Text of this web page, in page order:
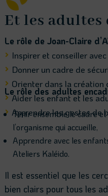
Et les adultes
Le rôle de Joan-Claire
 Inspirer et conseiller
 Donner un cadre de
 Orienter dans la création
 Aider les enfant et les
 Apprendre les gestes de
Le rôle des adultes
Tenir ensemble le cadre
l’organisme qui accueille,
Apprendre avec les
Ateliers Kaléido.
Il est essentiel que les
bien clairs pour tous les